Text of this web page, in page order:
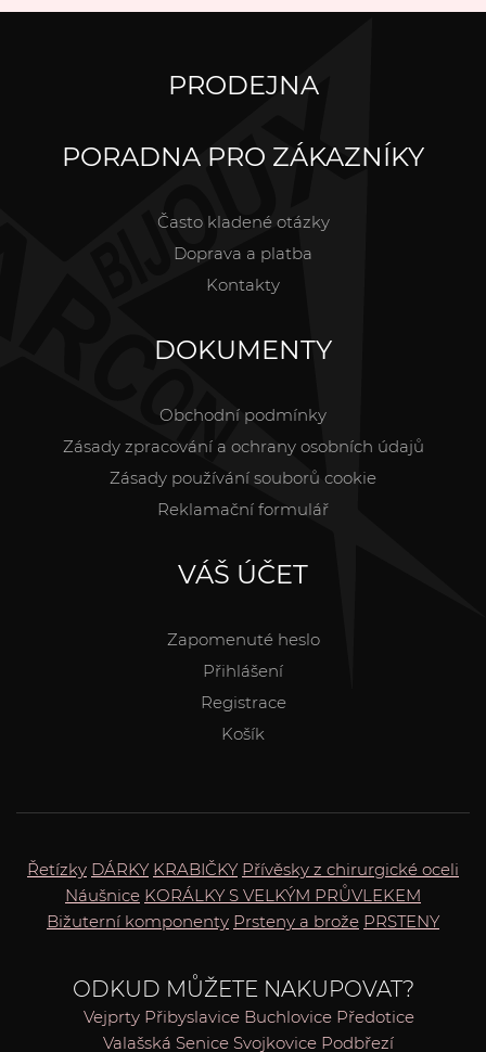
PRODEJNA
PORADNA PRO ZÁKAZNÍKY
Často kladené otázky
Doprava a platba
Kontakty
DOKUMENTY
Obchodní podmínky
Zásady zpracování a ochrany osobních údajů
Zásady používání souborů cookie
Reklamační formulář
VÁŠ ÚČET
Zapomenuté heslo
Přihlášení
Registrace
Košík
Řetízky DÁRKY KRABIČKY Přívěsky z chirurgické oceli
Náušnice KORÁLKY S VELKÝM PRŮVLEKEM
Bižuterní komponenty Prsteny a brože PRSTENY
ODKUD MŮŽETE NAKUPOVAT?
Vejprty Přibyslavice Buchlovice Předotice
Valašská Senice Svojkovice Podbřezí